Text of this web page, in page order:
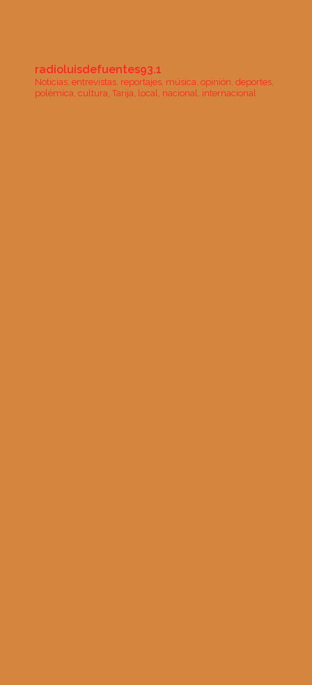
radioluisdefuentes93.1
Noticias, entrevistas, reportajes, música, opinión, deportes,
polémica, cultura, Tarija, local, nacional, internacional